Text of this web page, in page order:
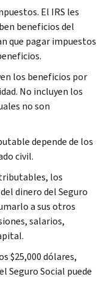
El IRS les
beneficios del
que pagar impuestos
los beneficios por
No incluyen los
no son
depende de los
civil.
los
dinero del Seguro
a sus otros
salarios,
$25,000 dólares,
Seguro Social puede